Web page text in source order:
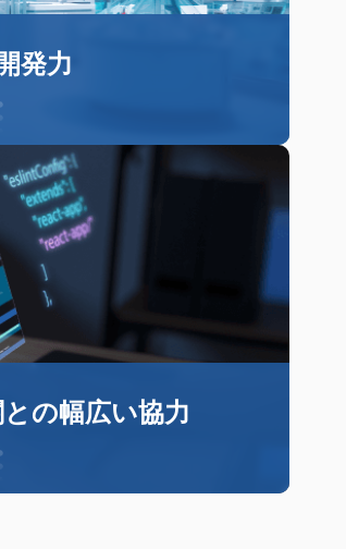
発力
を設立し、CAxコアテクノロ
材を集めています。長年にわ
を占めています。
の幅広い協力
長期的な協力関係を確立、最
共同的な取り組みを進めてい